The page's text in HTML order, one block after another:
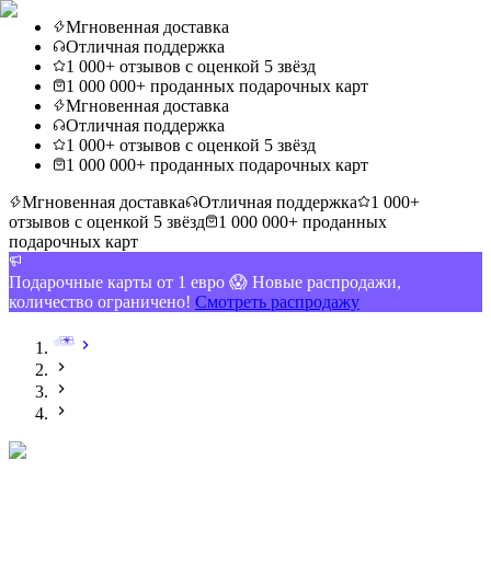
Мгновенная доставка
Отличная поддержка
1 000+ отзывов с оценкой 5 звёзд
1 000 000+ проданных подарочных карт
Мгновенная доставка
Отличная поддержка
1 000+ отзывов с оценкой 5 звёзд
1 000 000+ проданных подарочных карт
Мгновенная доставка
Отличная поддержка
1 000+
отзывов с оценкой 5 звёзд
1 000 000+ проданных
подарочных карт
Подарочные карты от 1 евро 😱 Новые распродажи,
количество ограничено! Смотреть распродажу